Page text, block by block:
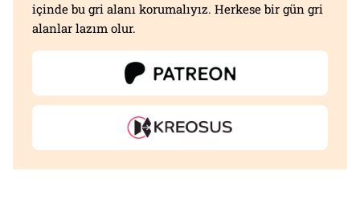
içinde bu gri alanı korumalıyız. Herkese bir gün gri
alanlar lazım olur.